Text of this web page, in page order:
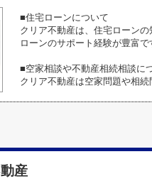
■住宅ローンについて
クリア不動産は、住宅ローン
ローンのサポート経験が豊富で
■空家相談や不動産相続相談に
クリア不動産は空家問題や相
産